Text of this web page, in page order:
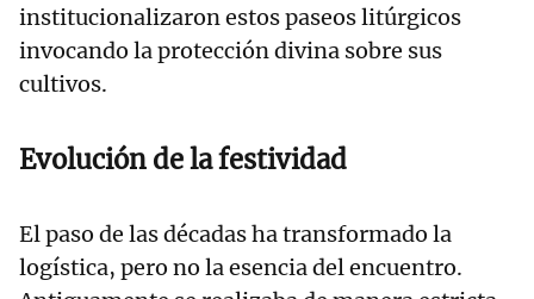
institucionalizaron estos paseos litúrgicos
invocando la protección divina sobre sus
cultivos.
Evolución de la festividad
El paso de las décadas ha transformado la
logística, pero no la esencia del encuentro.